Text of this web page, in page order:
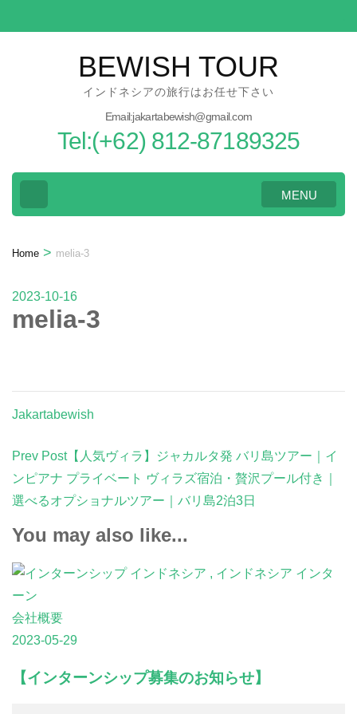
to
BEWISH TOUR
インドネシアの旅行はお任せ下さい
Email:jakartabewish@gmail.com
Tel:(+62) 812-87189325
MENU
Home > melia-3
2023-10-16
melia-3
Jakartabewish
Post
Navigation
Prev Post【人気ヴィラ】ジャカルタ発 バリ島ツアー｜イ
ンピアナ プライベート ヴィラズ宿泊・贅沢プール付き｜
選べるオプショナルツアー｜バリ島2泊3日
You may also like...
会社概要
2023-05-29
【インターンシップ募集のお知らせ】